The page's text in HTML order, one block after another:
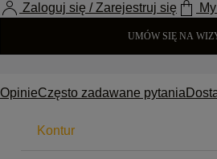
Zaloguj się / Zarejestruj się
UMÓW SIĘ NA
OpinieCzęsto zadawane pytania
Kontur